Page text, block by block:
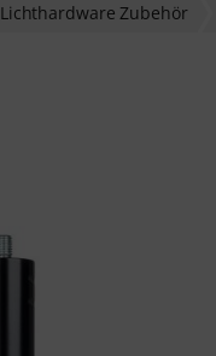
Lichthardware Zubehör